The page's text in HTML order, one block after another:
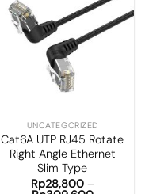
Add to
UNCATEGORIZED
Cat6A UTP RJ45 Rotate
Right Angle Ethernet
Slim Type
Rp28,800–